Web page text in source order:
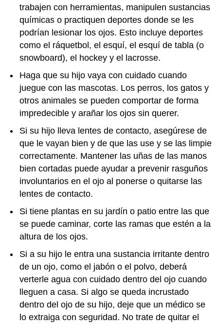
trabajen con herramientas, manipulen sustancias
químicas o practiquen deportes donde se les
podrían lesionar los ojos. Esto incluye deportes
como el ráquetbol, el esquí, el esquí de tabla (o
snowboard), el hockey y el lacrosse.
Haga que su hijo vaya con cuidado cuando
juegue con las mascotas. Los perros, los gatos y
otros animales se pueden comportar de forma
impredecible y arañar los ojos sin querer.
Si su hijo lleva lentes de contacto, asegúrese de
que le vayan bien y de que las use y se las limpie
correctamente. Mantener las uñas de las manos
bien cortadas puede ayudar a prevenir rasguños
involuntarios en el ojo al ponerse o quitarse las
lentes de contacto.
Si tiene plantas en su jardín o patio entre las que
se puede caminar, corte las ramas que estén a la
altura de los ojos.
Si a su hijo le entra una sustancia irritante dentro
de un ojo, como el jabón o el polvo, deberá
verterle agua con cuidado dentro del ojo cuando
lleguen a casa. Si algo se queda incrustado
dentro del ojo de su hijo, deje que un médico se
lo extraiga con seguridad. No trate de quitar el